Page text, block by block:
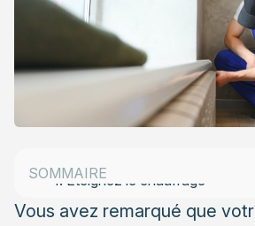
Vous avez remarqué que
SOMMAIRE
Pourquoi est-il important de purger
Quand faut-il purger un radiateur ?
Matériel nécessaire pour purger un
1. Éteignez le chauffage
2. Localisez la vis de purge